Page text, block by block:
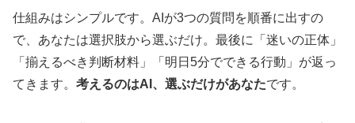
仕組みはシンプルです。AIが3つの質問を順番に出すの
で、あなたは選択肢から選ぶだけ。最後に「迷いの正体」
「揃えるべき判断材料」「明日5分でできる行動」が返っ
てきます。 考えるのはAI、選ぶだけがあなたです。